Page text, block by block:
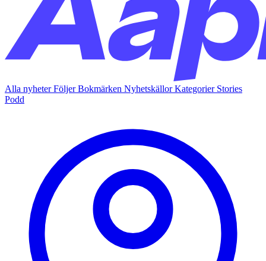
Alla nyheterFöljerBokmärken NyhetskällorKategorier Stories
Podd